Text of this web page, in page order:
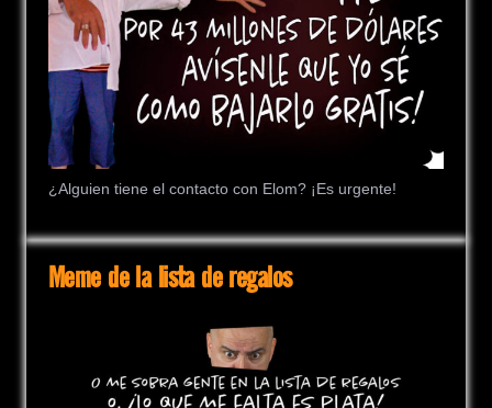
¿Alguien tiene el contacto con Elom? ¡Es urgente!
Meme de la lista de regalos